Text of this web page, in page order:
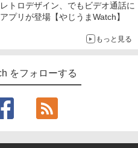
トロデザイン、でもビデオ通話に
プリが登場【やじうまWatch】
もっと見る
をフォローする